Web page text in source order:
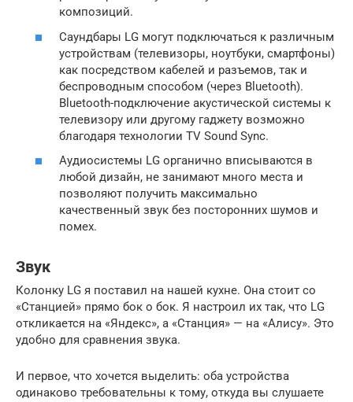
композиций.
Саундбары LG могут подключаться к различным
устройствам (телевизоры, ноутбуки, смартфоны)
как посредством кабелей и разъемов, так и
беспроводным способом (через Bluetooth).
Bluetooth-подключение акустической системы к
телевизору или другому гаджету возможно
благодаря технологии TV Sound Sync.
Аудиосистемы LG органично вписываются в
любой дизайн, не занимают много места и
позволяют получить максимально
качественный звук без посторонних шумов и
помех.
Звук
Колонку LG я поставил на нашей кухне. Она стоит со
«Станцией» прямо бок о бок. Я настроил их так, что LG
откликается на «Яндекс», а «Станция» — на «Алису». Это
удобно для сравнения звука.
И первое, что хочется выделить: оба устройства
одинаково требовательны к тому, откуда вы слушаете